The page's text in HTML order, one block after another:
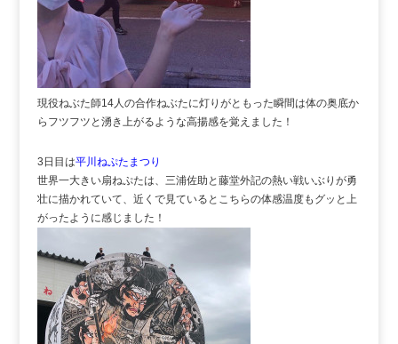
現役ねぶた師14人の合作ねぶたに灯りがともった瞬間は体の奥底か
らフツフツと湧き上がるような高揚感を覚えました！
3日目は平川ねぷたまつり
世界一大きい扇ねぷたは、三浦佐助と藤堂外記の熱い戦いぶりが勇
壮に描かれていて、近くで見ているとこちらの体感温度もグッと上
がったように感じました！